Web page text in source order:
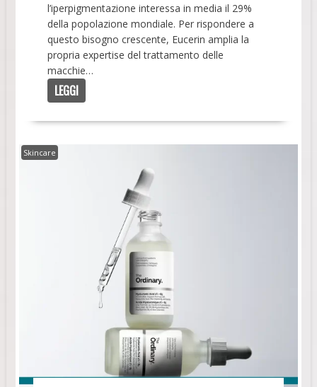
l’iperpigmentazione interessa in media il 29%
della popolazione mondiale. Per rispondere a
questo bisogno crescente, Eucerin amplia la
propria expertise del trattamento delle
macchie…
LEGGI
Skincare